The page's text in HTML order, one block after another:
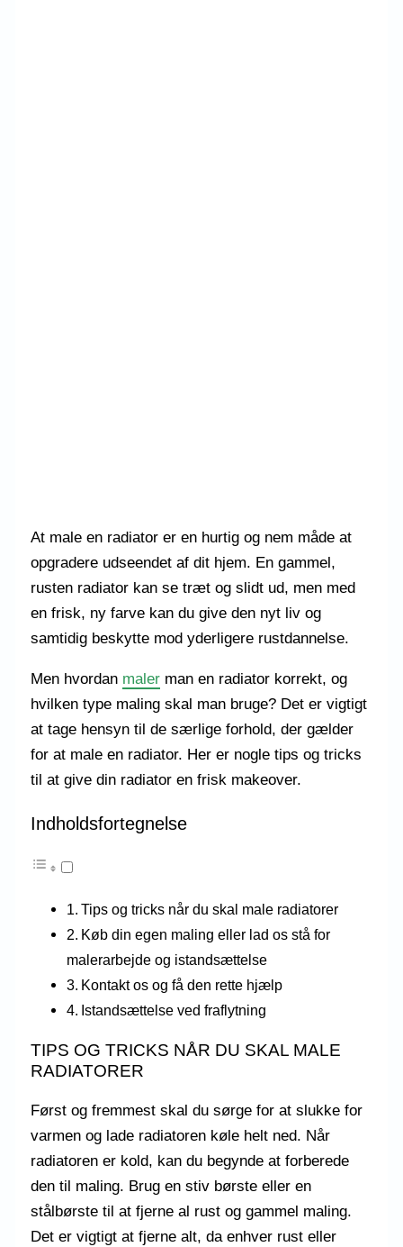
At male en radiator er en hurtig og nem måde at
opgradere udseendet af dit hjem. En gammel,
rusten radiator kan se træt og slidt ud, men med
en frisk, ny farve kan du give den nyt liv og
samtidig beskytte mod yderligere rustdannelse.
Men hvordan maler man en radiator korrekt, og
hvilken type maling skal man bruge? Det er vigtigt
at tage hensyn til de særlige forhold, der gælder
for at male en radiator. Her er nogle tips og tricks
til at give din radiator en frisk makeover.
Indholdsfortegnelse
Tips og tricks når du skal male radiatorer
Køb din egen maling eller lad os stå for
malerarbejde og istandsættelse
Kontakt os og få den rette hjælp
Istandsættelse ved fraflytning
TIPS OG TRICKS NÅR DU SKAL MALE
RADIATORER
Først og fremmest skal du sørge for at slukke for
varmen og lade radiatoren køle helt ned. Når
radiatoren er kold, kan du begynde at forberede
den til maling. Brug en stiv børste eller en
stålbørste til at fjerne al rust og gammel maling.
Det er vigtigt at fjerne alt, da enhver rust eller